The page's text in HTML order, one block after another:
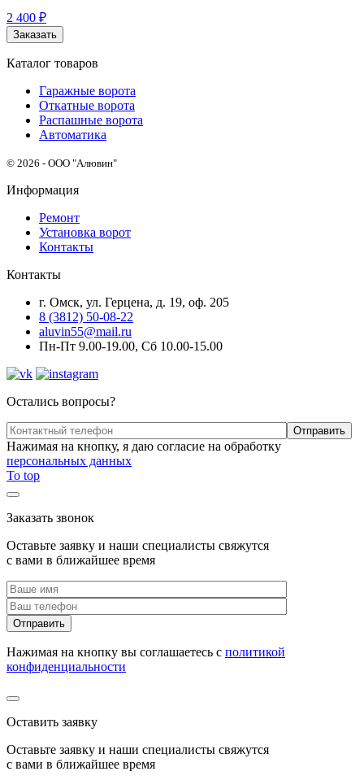
2 400 ₽
Заказать
Каталог товаров
Гаражные ворота
Откатные ворота
Распашные ворота
Автоматика
© 2026 - ООО "Алювин"
Информация
Ремонт
Установка ворот
Контакты
Контакты
г. Омск, ул. Герцена, д. 19, оф. 205
8 (3812) 50-08-22
aluvin55@mail.ru
Пн-Пт 9.00-19.00, Сб 10.00-15.00
Остались вопросы?
Нажимая на кнопку, я даю согласие на обработку
персональных данных
To top
Заказать звонок
Оставьте заявку и наши специалисты свяжутся
с вами в ближайшее время
Нажимая на кнопку вы соглашаетесь с политикой
конфиденциальности
Оставить заявку
Оставьте заявку и наши специалисты свяжутся
с вами в ближайшее время